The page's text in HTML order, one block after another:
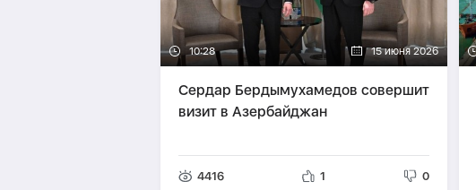
10:28 15 июня 2026
Сердар Бердымухамедов совершит
визит в Азербайджан
4416 1 0